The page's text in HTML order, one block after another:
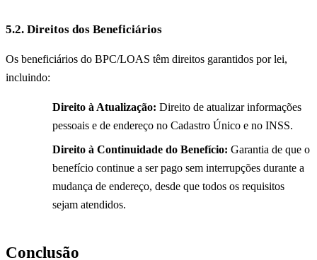
5.2. Direitos dos Beneficiários
Os beneficiários do BPC/LOAS têm direitos garantidos por lei,
incluindo:
Direito à Atualização: Direito de atualizar informações
pessoais e de endereço no Cadastro Único e no INSS.
Direito à Continuidade do Benefício: Garantia de que o
benefício continue a ser pago sem interrupções durante a
mudança de endereço, desde que todos os requisitos
sejam atendidos.
Conclusão